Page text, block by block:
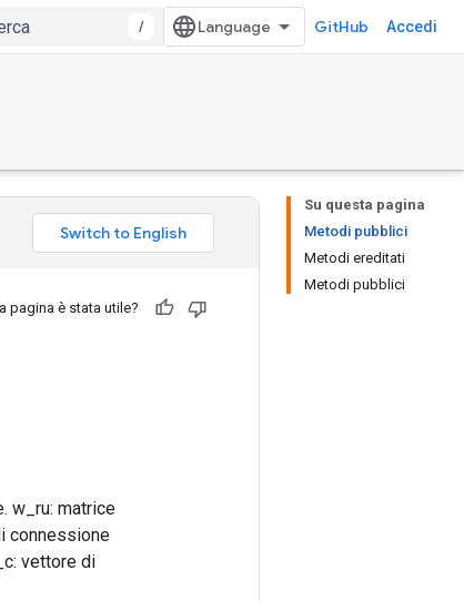
/ GitHub Accedi
Su questa pagina
Metodi pubblici
Metodi ereditati
Metodi pubblici
pagina è stata utile?
w_ru: matrice
connessione
vettore di